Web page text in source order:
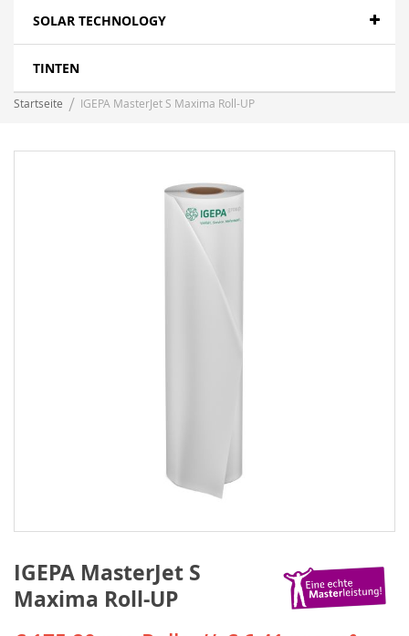
SOLAR TECHNOLOGY
TINTEN
Startseite IGEPA MasterJet S Maxima Roll-UP
IGEPA MasterJet S
Maxima Roll-UP